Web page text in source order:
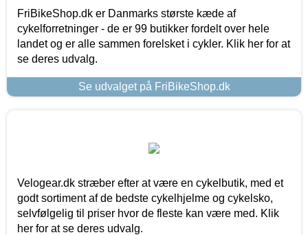
FriBikeShop.dk er Danmarks største kæde af
cykelforretninger - de er 99 butikker fordelt over hele
landet og er alle sammen forelsket i cykler. Klik her for at
se deres udvalg.
Se udvalget på FriBikeShop.dk
Velogear.dk stræber efter at være en cykelbutik, med et
godt sortiment af de bedste cykelhjelme og cykelsko,
selvfølgelig til priser hvor de fleste kan være med. Klik
her for at se deres udvalg.